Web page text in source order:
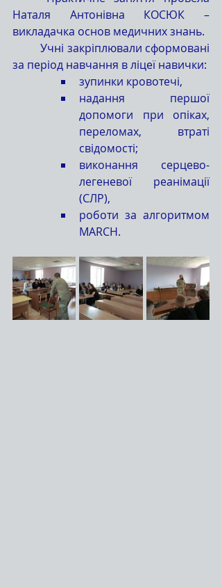
Наталя Антонівна КОСЮК –
викладачка основ медичних знань.
	Учні закріплювали сформовані
за період навчання в ліцеї навички:
зупинки кровотечі,
надання першої
допомоги при опіках,
переломах, втраті
свідомості;
виконання серцево-
легеневої реанімації
(СЛР),
роботи за алгоритмом
MARCH.